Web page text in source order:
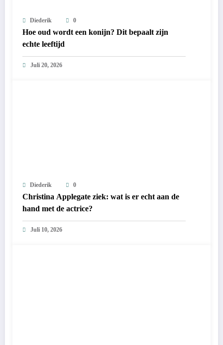
Diederik 0
Hoe oud wordt een konijn? Dit bepaalt zijn
echte leeftijd
Juli 20, 2026
Diederik 0
Christina Applegate ziek: wat is er echt aan de
hand met de actrice?
Juli 10, 2026